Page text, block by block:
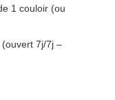
1 couloir (ou
(ouvert 7j/7j –